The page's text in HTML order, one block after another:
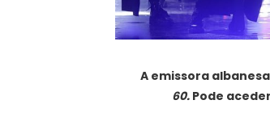
A emissora
60. Pode